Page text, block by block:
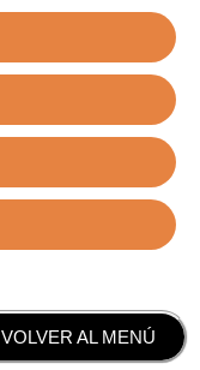
VOLVER AL MENÚ